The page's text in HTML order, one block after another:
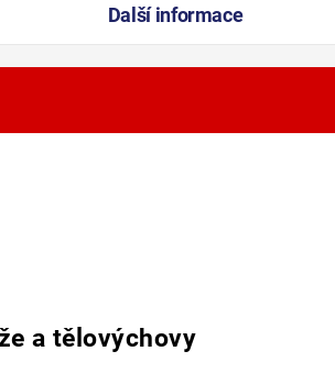
Další informace
a tělovýchovy